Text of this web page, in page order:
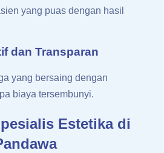
yang puas dengan hasil
dan Transparan
yang bersaing dengan
biaya tersembunyi.
Estetika di